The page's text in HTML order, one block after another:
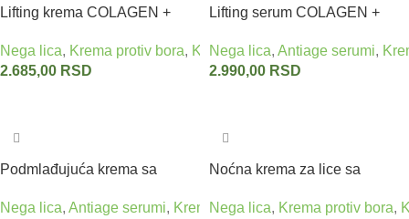
Lifting krema COLAGEN +
Nega lica, Krema protiv bora, Kreme za negu lica
2.685,00 RSD
Lifting serum COLAGEN +
Nega lica, Antiage serumi,
2.990,00 RSD
Podmlađujuća krema sa
Hyaluron acid VIVAPHARM
Nega lica, Antiage serumi, Krema protiv bora, Kreme za negu
Noćna krema za lice sa
BODY TIP 50 ml
Nega lica, Krema protiv bora,